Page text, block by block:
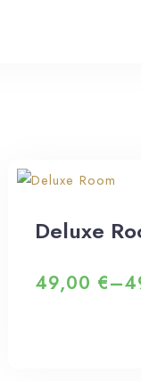
Deluxe
49,00 €–